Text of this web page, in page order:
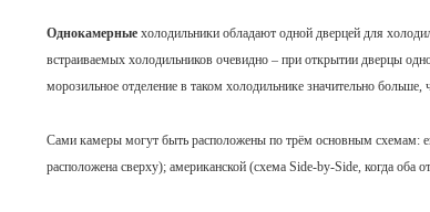
Однокамерные холодильники обладают одной дверцей для
встраиваемых холодильников очевидно – при открытии дверцы
морозильное отделение в таком холодильнике значительно
Сами камеры могут быть расположены по трём основным схемам:
расположена сверху); американской (схема Side-by-Side, когда оба